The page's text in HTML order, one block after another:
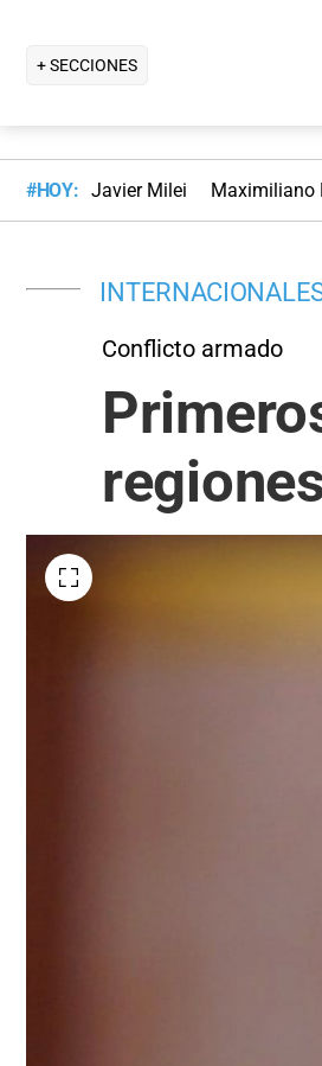
+ SECCIONES
#HOY: Javier Milei Maximiliano
Conflicto armado